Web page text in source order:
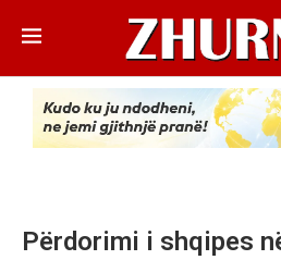
Përdorimi i shqipes